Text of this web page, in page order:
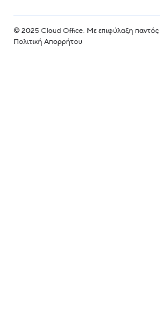
© 2025 Cloud Office. Με επιφύλαξη παντός
Πολιτική Απορρήτου